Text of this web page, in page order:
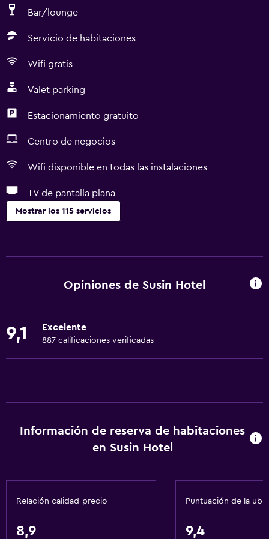
Bar/lounge
Servicio de habitaciones
Wifi gratis
Valet parking
Estacionamiento gratuito
Centro de negocios
Wifi disponible en todas las instalaciones
TV de pantalla plana
Mostrar los 115 servicios
Unidad accesible para personas en silla de ruedas
Áreas designadas para fumadores
Ducha adaptada para silla de ruedas
Ascensor disponible
Estacionamiento accesible
Opiniones de Susin Hotel
9,1 Excelente
887 calificaciones verificadas
Información de reserva de habitaciones
en Susin Hotel
Relación calidad-precio
8,9
Puntuación de la
9,4